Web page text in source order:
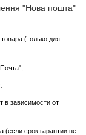
"Нова пошта"
(только для
в зависимости от
(если срок гарантии не